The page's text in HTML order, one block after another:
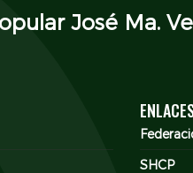
José Ma.
SHCP